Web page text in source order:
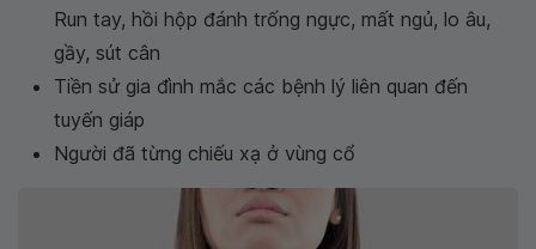
Run tay, hồi hộp đánh trống ngực, mất ngủ, lo âu,
gầy, sút cân
Tiền sử gia đình mắc các bệnh lý liên quan đến
tuyến giáp
Người đã từng chiếu xạ ở vùng cổ